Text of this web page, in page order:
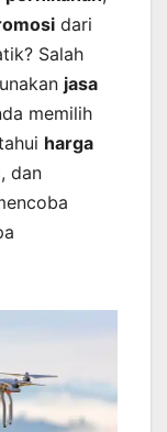
dari
Salah
jasa
memilih
harga
dan